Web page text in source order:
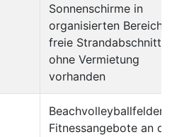
Sonnenschirme in
organisierten
freie Strandabschnitte
ohne Vermietung
vorhanden
Beachvolleyballfelder,
Fitnessangebote an